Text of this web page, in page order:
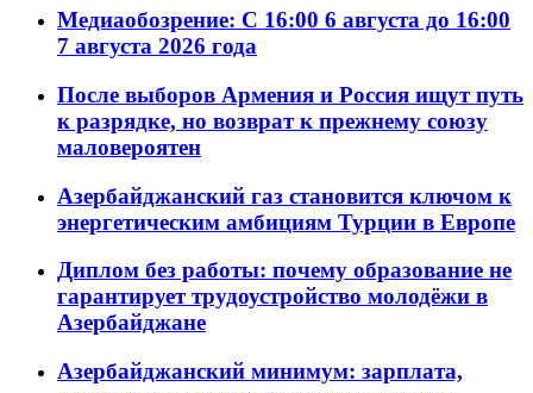
Медиаобозрение: С 16:00 6 августа до 16:00
7 августа 2026 года
После выборов Армения и Россия ищут путь
к разрядке, но возврат к прежнему союзу
маловероятен
Азербайджанский газ становится ключом к
энергетическим амбициям Турции в Европе
Диплом без работы: почему образование не
гарантирует трудоустройство молодёжи в
Азербайджане
Азербайджанский минимум: зарплата,